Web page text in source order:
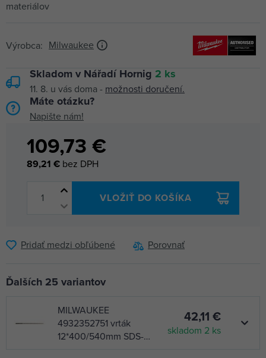
materiálov
Výrobca: Milwaukee
Skladom v Nářadí Hornig 2 ks
11. 8. u vás doma - možnosti doručení.
Máte otázku?
Napište nám!
109,73 €
89,21 € bez DPH
VLOŽIŤ DO KOŠÍKA
Pridať medzi obľúbené Porovnať
Ďalších 25 variantov
MILWAUKEE
4932352751 vrták
12*400/540mm SDS-
42,11 €
skladom 2 ks